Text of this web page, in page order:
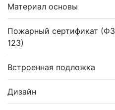
Материал основы
Пожарный сертификат (ФЗ
123)
Встроенная подложка
Дизайн